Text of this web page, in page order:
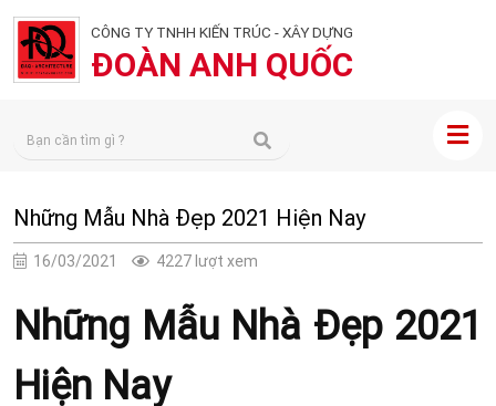
CÔNG TY TNHH KIẾN TRÚC - XÂY DỰNG
ĐOÀN ANH QUỐC
Những Mẫu Nhà Đẹp 2021 Hiện Nay
16/03/2021 4227 lượt xem
Những Mẫu Nhà Đẹp 2021
Hiện Nay